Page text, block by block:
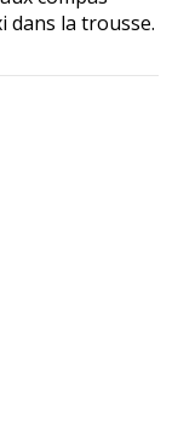
dans la trousse.